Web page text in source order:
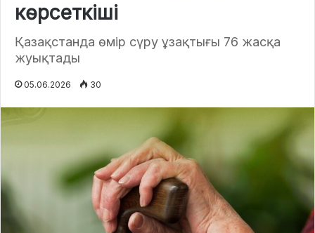
көрсеткіші
Қазақстанда өмір сүру ұзақтығы 76 жасқа
жуықтады
05.06.2026 30